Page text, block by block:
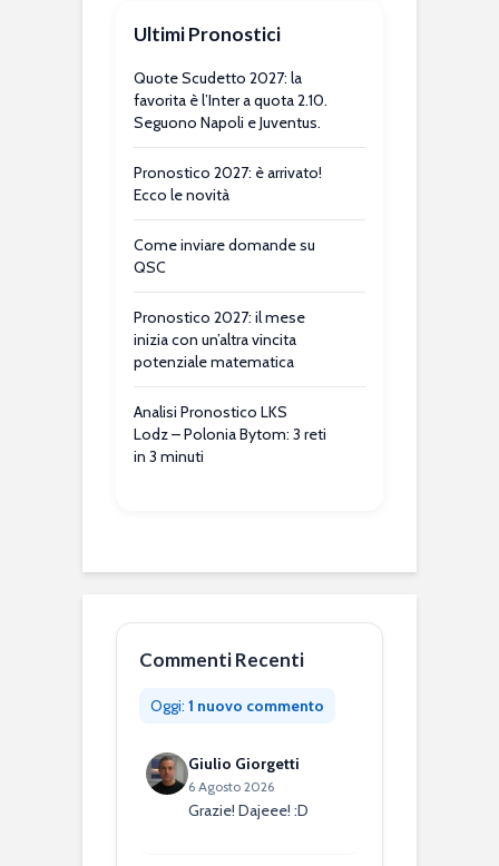
Ultimi Pronostici
Quote Scudetto 2027: la
favorita è l’Inter a quota 2.10.
Seguono Napoli e Juventus.
Pronostico 2027: è arrivato!
Ecco le novità
Come inviare domande su
QSC
Pronostico 2027: il mese
inizia con un’altra vincita
potenziale matematica
Analisi Pronostico LKS
Lodz – Polonia Bytom: 3 reti
in 3 minuti
Commenti Recenti
Oggi: 1 nuovo commento
Giulio Giorgetti
6 Agosto 2026
Grazie! Dajeee! :D